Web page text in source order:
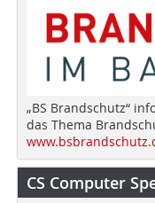
„BS Brandschutz“
das Thema
CS Computer